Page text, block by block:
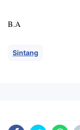
B.A
Sintang